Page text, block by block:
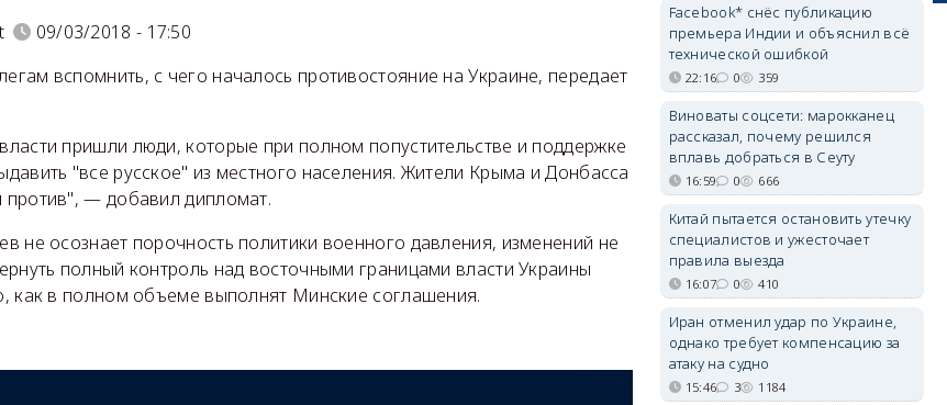
09/03/2018 - 17:50
вспомнить, с чего началось противостояние на Украине, передает
пришли люди, которые при полном попустительстве и поддержке
"все русское" из местного населения. Жители Крыма и Донбасса
против", — добавил дипломат.
не осознает порочность политики военного давления, изменений не
полный контроль над восточными границами власти Украины
как в полном объеме выполнят Минские соглашения.
Facebook* снёс публикацию
премьера Индии и объяснил всё
технической ошибкой
22:16 0 359
Виноваты соцсети: марокканец
рассказал, почему решился
вплавь добраться в Сеуту
16:59 0 666
Китай пытается остановить утечку
специалистов и ужесточает
правила выезда
16:07 0 410
Иран отменил удар по Украине,
однако требует компенсацию за
атаку на судно
15:46 3 1184